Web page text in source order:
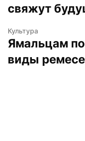
свяжут
Культура
Ямальцам
виды